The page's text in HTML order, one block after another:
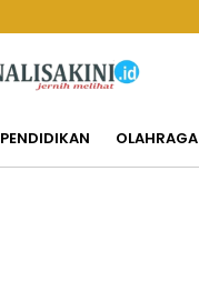
PENDIDIKAN OLAHRAGA